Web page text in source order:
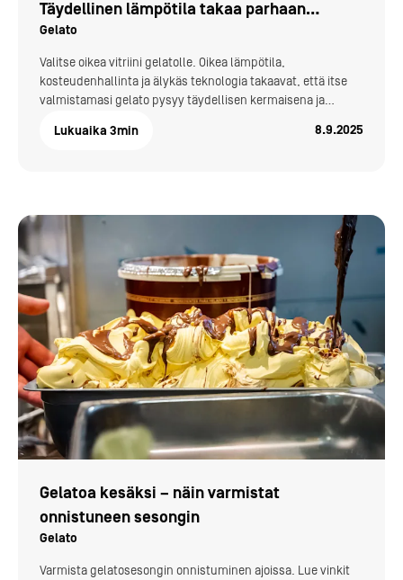
Täydellinen lämpötila takaa parhaan
nautinnon
Gelato
Valitse oikea vitriini gelatolle. Oikea lämpötila,
kosteudenhallinta ja älykäs teknologia takaavat, että itse
valmistamasi gelato pysyy täydellisen kermaisena ja
Lukuaika 3min 8.9.2025
Gelatoa kesäksi – näin varmistat
onnistuneen sesongin
Gelato
Varmista gelatosesongin onnistuminen ajoissa. Lue vinkit